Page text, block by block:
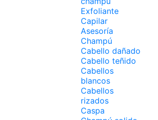
Exfoliante
Capilar
Asesoría
Champú
Cabello dañado
Cabello teñido
Cabellos
blancos
Cabellos
rizados
Caspa